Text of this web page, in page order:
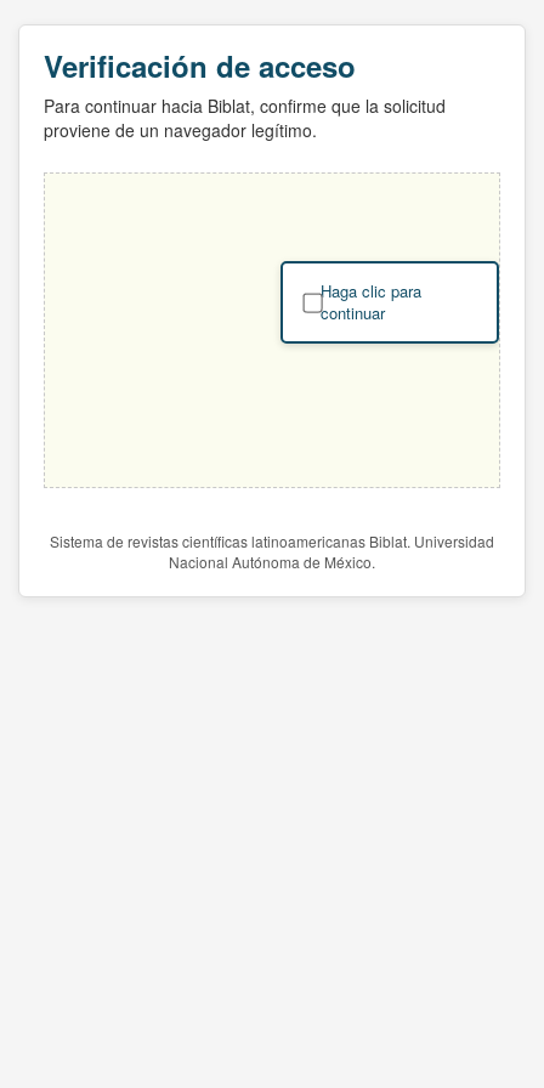
Verificación de acceso
Para continuar hacia Biblat, confirme que la solicitud
proviene de un navegador legítimo.
Haga clic para
continuar
Sistema de revistas científicas latinoamericanas Biblat. Universidad
Nacional Autónoma de México.